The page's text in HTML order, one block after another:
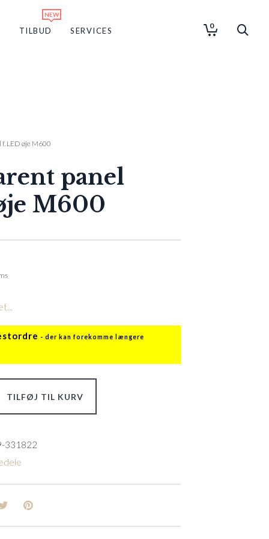
TILBUD SERVICES
0
LED øje M600
panel
M600
TILFØJ TIL KURV
331822